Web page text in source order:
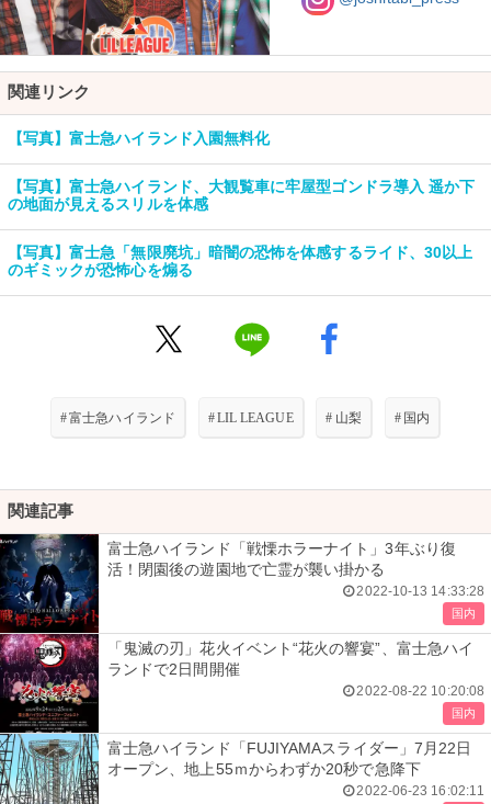
関連リンク
【写真】富士急ハイランド入園無料化
【写真】富士急ハイランド、大観覧車に牢屋型ゴンドラ導入 遥か下
の地面が見えるスリルを体感
【写真】富士急「無限廃坑」暗闇の恐怖を体感するライド、30以上
のギミックが恐怖心を煽る
#富士急ハイランド #LIL LEAGUE # 山梨 # 国内
関連記事
富士急ハイランド「戦慄ホラーナイト」3年ぶり復
活！閉園後の遊園地で亡霊が襲い掛かる
2022-10-13 14:33:28
国内
「鬼滅の刃」花火イベント“花火の響宴”、富士急ハイ
ランドで2日間開催
2022-08-22 10:20:08
国内
富士急ハイランド「FUJIYAMAスライダー」7月22日
オープン、地上55ｍからわずか20秒で急降下
2022-06-23 16:02:11